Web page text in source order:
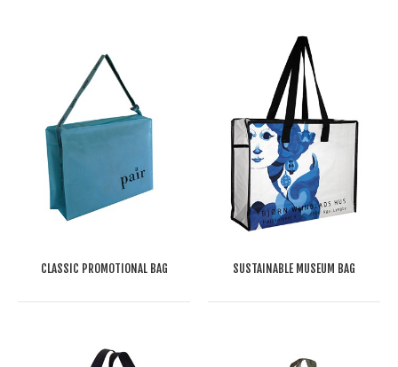
CLASSIC PROMOTIONAL BAG SUSTAINABLE MUSEUM BAG